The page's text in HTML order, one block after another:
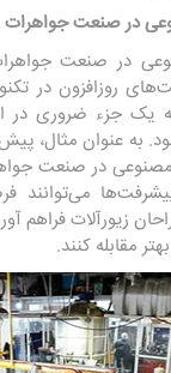
در صنعت جواهرات
در صنعت
روزافزون در
جزء ضروری در
به عنوان مثال،
زیورآلاتفراهم
مقابله کنند.